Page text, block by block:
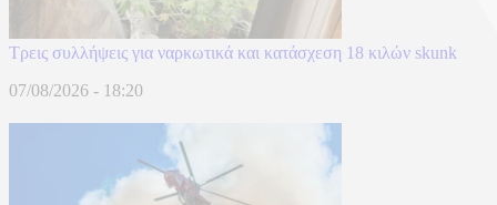
Τρεις συλλήψεις για ναρκωτικά και κατάσχεση 18 κιλών skunk
07/08/2026 - 18:20